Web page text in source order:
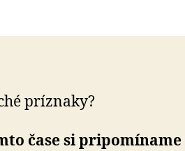
je
príznaky?
čase si